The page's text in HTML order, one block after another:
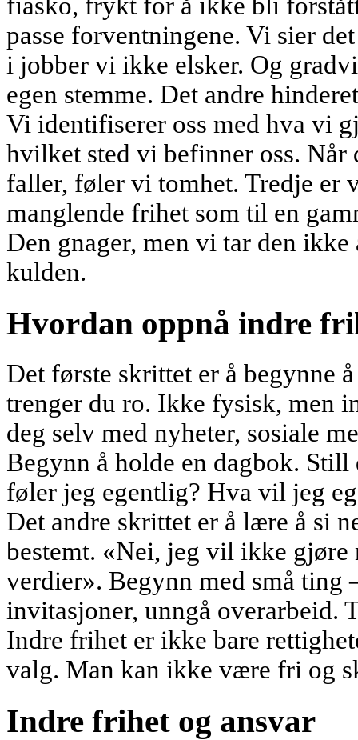
fiasko, frykt for å ikke bli
passe forventningene. Vi sier
i jobber vi ikke elsker. Og
egen stemme. Det andre
Vi identifiserer oss med hva vi
hvilket sted vi befinner oss. Når
faller, føler vi tomhet. Tredje er
manglende frihet som til en
Den gnager, men vi tar den
kulden.
Hvordan oppnå indre
Det første skrittet er å begynne
trenger du ro. Ikke fysisk, men
deg selv med nyheter, sosiale
Begynn å holde en dagbok.
føler jeg egentlig? Hva vil jeg
Det andre skrittet er å lære å si
bestemt. «Nei, jeg vil ikke gjøre
verdier». Begynn med små
invitasjoner, unngå overarbeid.
Indre frihet er ikke bare
valg. Man kan ikke være fri og
Indre frihet og ansvar